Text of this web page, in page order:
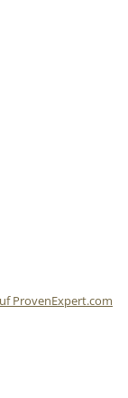
ProvenExpert.com